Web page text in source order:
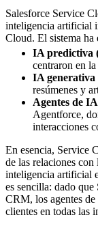
Salesforce Service
inteligencia artificial
Cloud. El sistema ha
IA predictiva
centraron en
IA generativa
resúmenes y
Agentes de
Agentforce,
interacciones
En esencia, Service
de las relaciones
inteligencia artificial
es sencilla: dado
CRM, los agentes
clientes en todas las